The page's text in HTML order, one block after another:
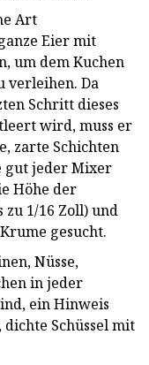
Art
Eier mit
um dem Kuchen
verleihen. Da
Schritt dieses
wird, muss er
zarte Schichten
gut jeder Mixer
Höhe der
zu 1/16 Zoll) und
gesucht.
Nüsse,
in jeder
ein Hinweis
Schüssel mit